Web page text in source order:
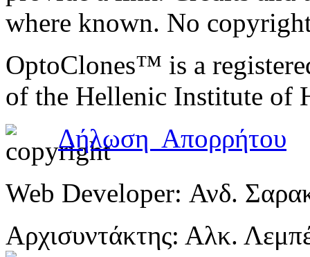
where known. No
OptoClones™ is a
of the Hellenic Institute of
Δήλωση Απορρήτου
Web Developer: Ανδ.
Αρχισυντάκτης: Αλκ.